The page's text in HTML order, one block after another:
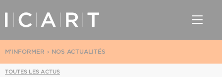
NOS ACTUALITÉS
M'INFORMER
TOUTES LES ACTUS